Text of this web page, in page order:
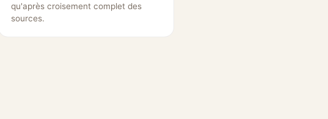
qu'après croisement complet des
sources.